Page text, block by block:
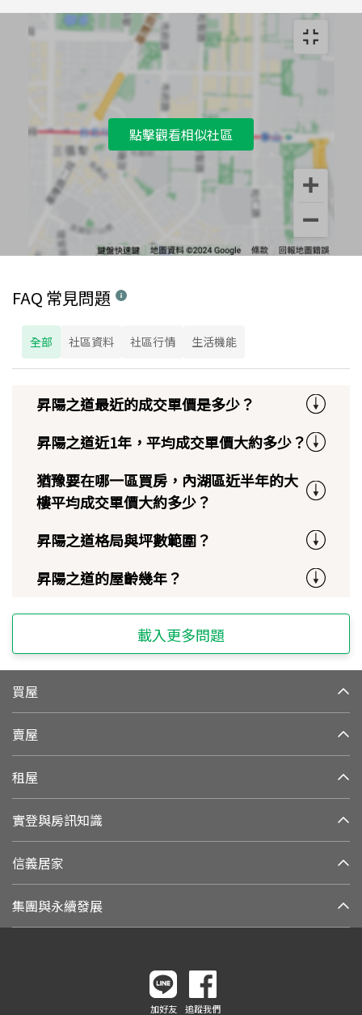
點擊觀看相似社區
FAQ 常見問題
全部 社區資料 社區行情 生活機能
昇陽之道最近的成交單價是多少？
昇陽之道近1年，平均成交單價大約多少？
猶豫要在哪一區買房，內湖區近半年的大
樓平均成交單價大約多少？
昇陽之道格局與坪數範圍？
昇陽之道的屋齡幾年？
載入更多問題
買屋
賣屋
租屋
實登與房訊知識
信義居家
集團與永續發展
加好友 追蹤我們